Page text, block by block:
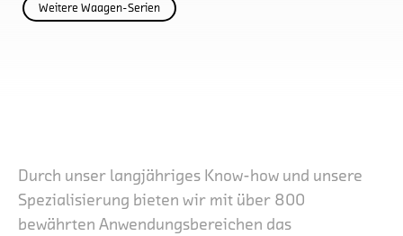
Weitere Waagen-Serien
Durch unser langjähriges Know-how und unsere
Spezialisierung bieten wir mit über 800
bewährten Anwendungsbereichen das